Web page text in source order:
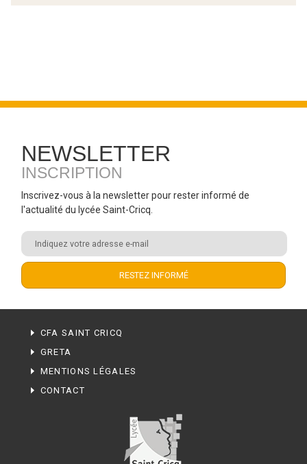
NEWSLETTER
INSCRIPTION
Inscrivez-vous à la newsletter pour rester informé de
l'actualité du lycée Saint-Cricq.
CFA SAINT CRICQ
GRETA
MENTIONS LÉGALES
CONTACT